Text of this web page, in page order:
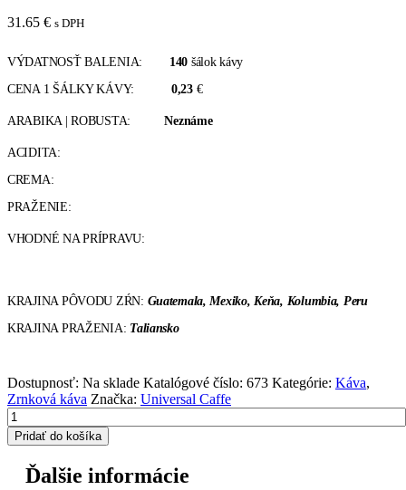
31.65 € s DPH
VÝDATNOSŤ BALENIA: 140 šálok kávy
CENA 1 ŠÁLKY KÁVY:0,23€
ARABIKA | ROBUSTA:Neznáme
ACIDITA:
CREMA:
PRAŽENIE:
VHODNÉ NA PRÍPRAVU:
KRAJINA PÔVODU ZŔN: Guatemala, Mexiko, Keňa, Kolumbia, Peru
KRAJINA PRAŽENIA: Taliansko
Dostupnosť: Na sklade Katalógové číslo: 673 Kategórie: Káva,
Zrnková káva Značka: Universal Caffe
Pridať do košíka
Ďalšie informácie